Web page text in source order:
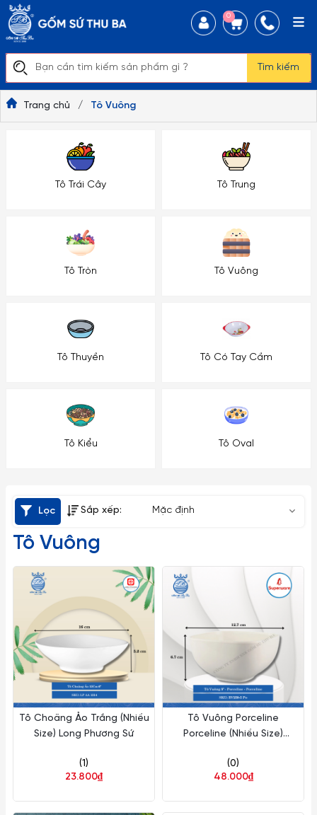
Tìm kiếm
0
Trang chủ / Tô Vuông
Tô Trái Cây Tô Trung
Tô Tròn Tô Vuông
Tô Thuyền Tô Có Tay Cầm
Tô Kiểu Tô Oval
Lọc Sắp xếp: Mặc định
Tô Vuông
Tô Choãng Ảo Trắng (Nhiều
Size) Long Phương Sứ
(1)
23.800₫
Tô Vuông Porceline
Porceline (Nhiều Size)
(0)
48.000₫